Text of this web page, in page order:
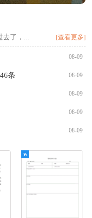
了，... [查看更多]
08-09
条 08-09
08-09
08-09
08-09